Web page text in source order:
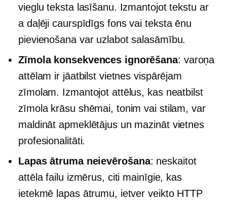
vieglu teksta lasīšanu. Izmantojot tekstu ar
a daļēji caurspīdīgs fons vai teksta ēnu
pievienošana var uzlabot salasāmību.
Zīmola konsekvences ignorēšana: varoņa
attēlam ir jāatbilst vietnes vispārējam
zīmolam. Izmantojot attēlus, kas neatbilst
zīmola krāsu shēmai, tonim vai stilam, var
maldināt apmeklētājus un mazināt vietnes
profesionalitāti.
Lapas ātruma neievērošana: neskaitot
attēla failu izmērus, citi mainīgie, kas
ietekmē lapas ātrumu, ietver veikto HTTP